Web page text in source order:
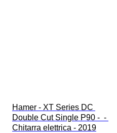
Hamer - XT Series DC
Double Cut Single P90 -  -
Chitarra elettrica - 2019